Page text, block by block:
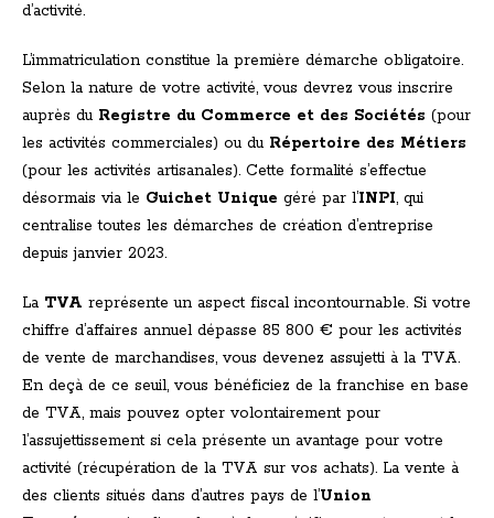
d’activité.
L’immatriculation constitue la première démarche obligatoire.
Selon la nature de votre activité, vous devrez vous inscrire
auprès du Registre du Commerce et des Sociétés (pour
les activités commerciales) ou du Répertoire des Métiers
(pour les activités artisanales). Cette formalité s’effectue
désormais via le Guichet Unique géré par l’INPI, qui
centralise toutes les démarches de création d’entreprise
depuis janvier 2023.
La TVA représente un aspect fiscal incontournable. Si votre
chiffre d’affaires annuel dépasse 85 800 € pour les activités
de vente de marchandises, vous devenez assujetti à la TVA.
En deçà de ce seuil, vous bénéficiez de la franchise en base
de TVA, mais pouvez opter volontairement pour
l’assujettissement si cela présente un avantage pour votre
activité (récupération de la TVA sur vos achats). La vente à
des clients situés dans d’autres pays de l’Union